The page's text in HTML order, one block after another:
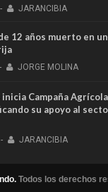
- JARANCIBIA
12 años muerto en
- JORGE MOLINA
Campaña Agrícola
su apoyo al
- JARANCIBIA
Todos los derechos